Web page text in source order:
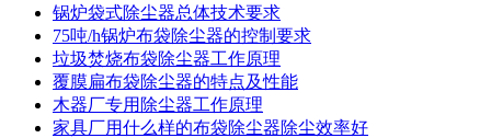
锅炉袋式除尘器总体技术要求
75吨/h锅炉布袋除尘器的控制要求
垃圾焚烧布袋除尘器工作原理
覆膜扁布袋除尘器的特点及性能
木器厂专用除尘器工作原理
家具厂用什么样的布袋除尘器除尘效率好